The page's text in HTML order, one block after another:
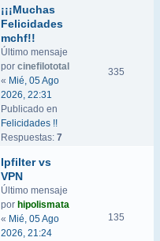
¡¡¡Muchas
Felicidades
mchf!!
Último mensaje
por cinefilototal
« Mié, 05 Ago
2026, 22:31
Publicado en
Felicidades !!
Respuestas: 7
335
Ipfilter vs
VPN
Último mensaje
por hipolismata
« Mié, 05 Ago
2026, 21:24
135